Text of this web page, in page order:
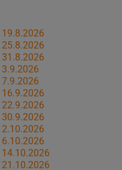
19.8.2026
25.8.2026
31.8.2026
3.9.2026
7.9.2026
16.9.2026
22.9.2026
30.9.2026
2.10.2026
6.10.2026
14.10.2026
21.10.2026